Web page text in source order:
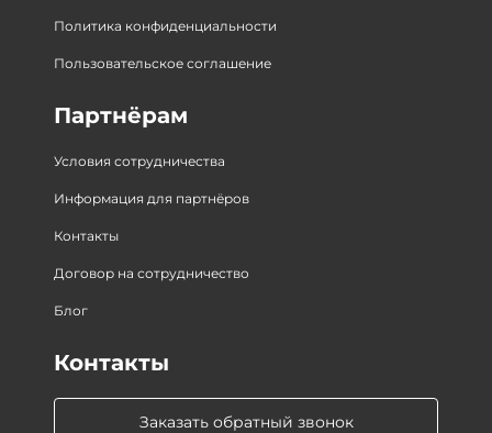
Политика конфиденциальности
Пользовательское соглашение
Партнёрам
Условия сотрудничества
Информация для партнёров
Контакты
Договор на сотрудничество
Блог
Заказать обратный звонок
Контакты